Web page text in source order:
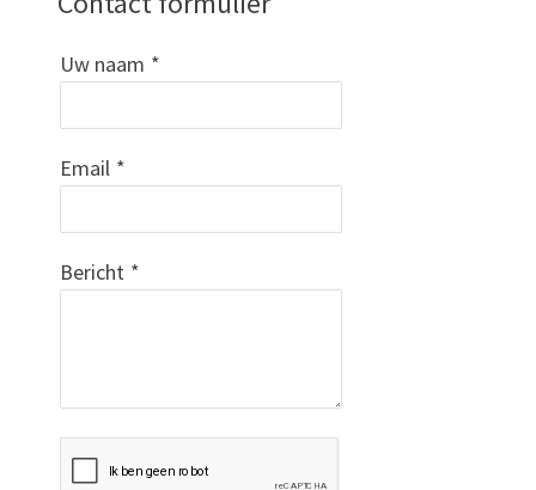
Uw naam *
Email *
Bericht *